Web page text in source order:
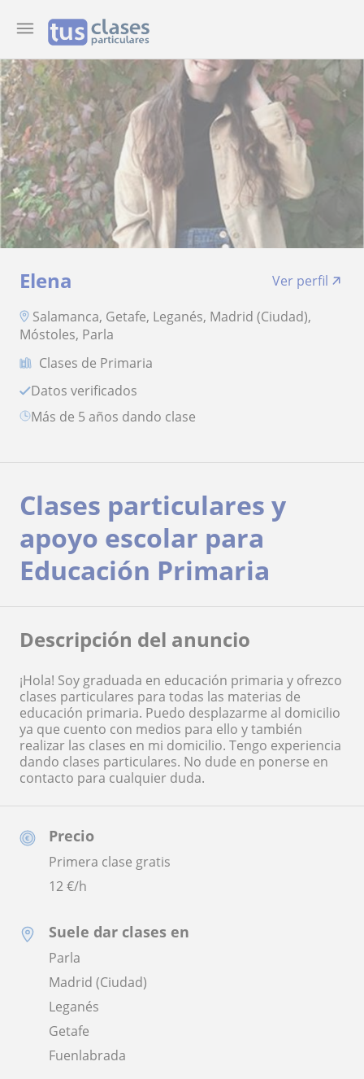
Elena
Ver perfil
Salamanca, Getafe, Leganés, Madrid (Ciudad),
Móstoles, Parla
Clases de Primaria
Datos verificados
más de 5 años dando clase
Precio
Primera clase gratis
12€/h
Suele dar clases en
Parla
Madrid (Ciudad)
Leganés
Getafe
Fuenlabrada
Clases particulares y
apoyo escolar para
Educación Primaria
Descripción del anuncio
¡Hola! Soy graduada en educación primaria y ofrezco
clases particulares para todas las materias de
educación primaria. Puedo desplazarme al domicilio
ya que cuento con medios para ello y también
realizar las clases en mi domicilio. Tengo experiencia
dando clases particulares. No dude en ponerse en
contacto para cualquier duda.